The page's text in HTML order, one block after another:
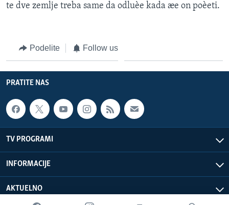
te dve zemlje treba same da odluèe kada æe on poèeti.
Podelite Follow us
PRATITE NAS
TV PROGRAMI
INFORMACIJE
AKTUELNO